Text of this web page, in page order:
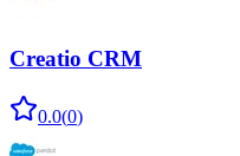
Creatio CRM
0.0(0)